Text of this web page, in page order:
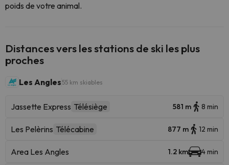
poids de votre animal.
Distances vers les stations de ski les plus
proches
Les Angles 55 km skiables
Jassette Express Télésiège 581 m 8 min
Les Pelèrins Télécabine 877 m 12 min
Area Les Angles 1.2 km 4 min